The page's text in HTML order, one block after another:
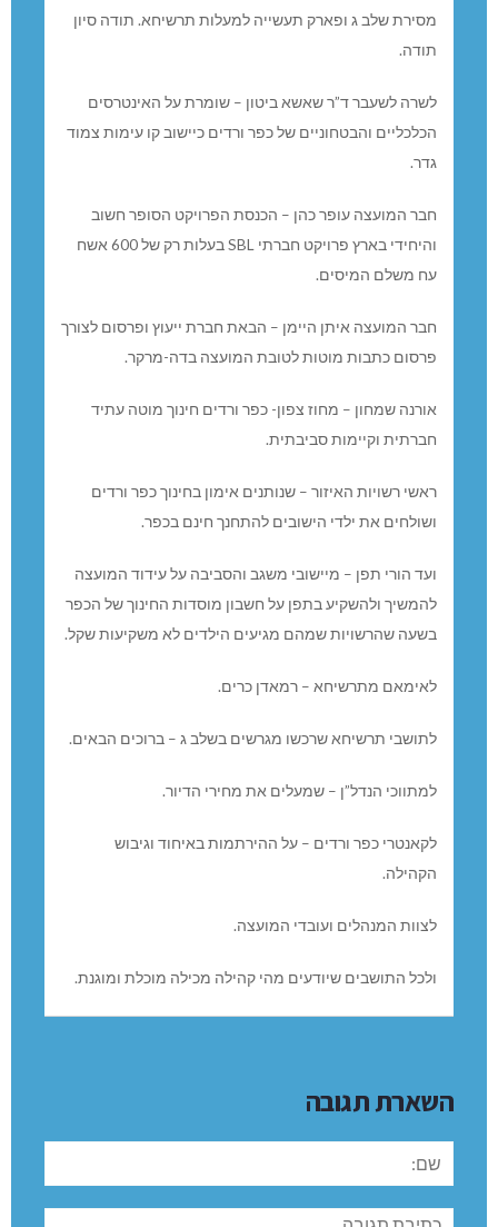
מסירת שלב ג ופארק תעשייה למעלות תרשיחא. תודה סיון
תודה.
לשרה לשעבר ד”ר שאשא ביטון – שומרת על האינטרסים
הכלכליים והבטחוניים של כפר ורדים כיישוב קו עימות צמוד
גדר.
חבר המועצה עופר כהן – הכנסת הפרויקט הסופר חשוב
והיחידי בארץ פרויקט חברתי SBL בעלות רק של 600 אשח
עח משלם המיסים.
חבר המועצה איתן היימן – הבאת חברת ייעוץ ופרסום לצורך
פרסום כתבות מוטות לטובת המועצה בדה-מרקר.
אורנה שמחון – מחוז צפון- כפר ורדים חינוך מוטה עתיד
חברתית וקיימות סביבתית.
ראשי רשויות האיזור – שנותנים אימון בחינוך כפר ורדים
ושולחים את ילדי הישובים להתחנך חינם בכפר.
ועד הורי תפן – מיישובי משגב והסביבה על עידוד המועצה
להמשיך ולהשקיע בתפן על חשבון מוסדות החינוך של הכפר
בשעה שהרשויות שמהם מגיעים הילדים לא משקיעות שקל.
לאימאם מתרשיחא – רמאדן כרים.
לתושבי תרשיחא שרכשו מגרשים בשלב ג – ברוכים הבאים.
למתווכי הנדל”ן – שמעלים את מחירי הדיור.
לקאנטרי כפר ורדים – על ההירתמות באיחוד וגיבוש
הקהילה.
לצוות המנהלים ועובדי המועצה.
ולכל התושבים שיודעים מהי קהילה מכילה מוכלת ומוגנת.
השארת תגובה
שם:
תגובה